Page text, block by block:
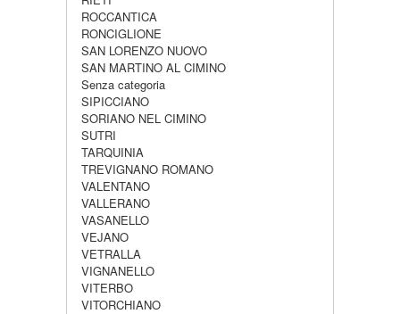
ROCCANTICA
RONCIGLIONE
SAN LORENZO NUOVO
SAN MARTINO AL CIMINO
Senza categoria
SIPICCIANO
SORIANO NEL CIMINO
SUTRI
TARQUINIA
TREVIGNANO ROMANO
VALENTANO
VALLERANO
VASANELLO
VEJANO
VETRALLA
VIGNANELLO
VITERBO
VITORCHIANO